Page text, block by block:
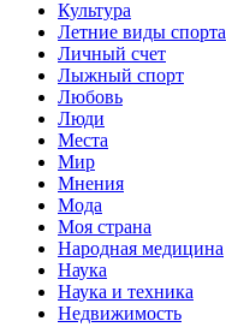
Культура
Летние виды спорта
Личный счет
Лыжный спорт
Любовь
Люди
Места
Мир
Мнения
Мода
Моя страна
Народная медицина
Наука
Наука и техника
Недвижимость